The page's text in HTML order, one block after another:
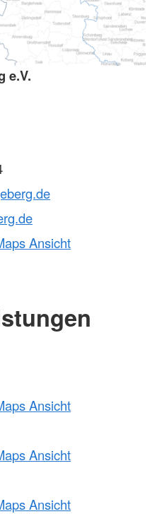
e.V.
Ansicht
Ansicht
Ansicht
Ansicht